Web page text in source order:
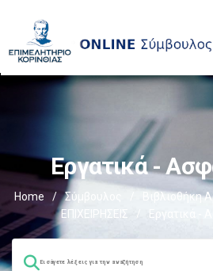
Εργατικά -
Home / Σύμβουλος Βιβλιοθήκη
ΕΠΙΧΕΙΡΗΣΕΙΣ
/ Εργατικά -